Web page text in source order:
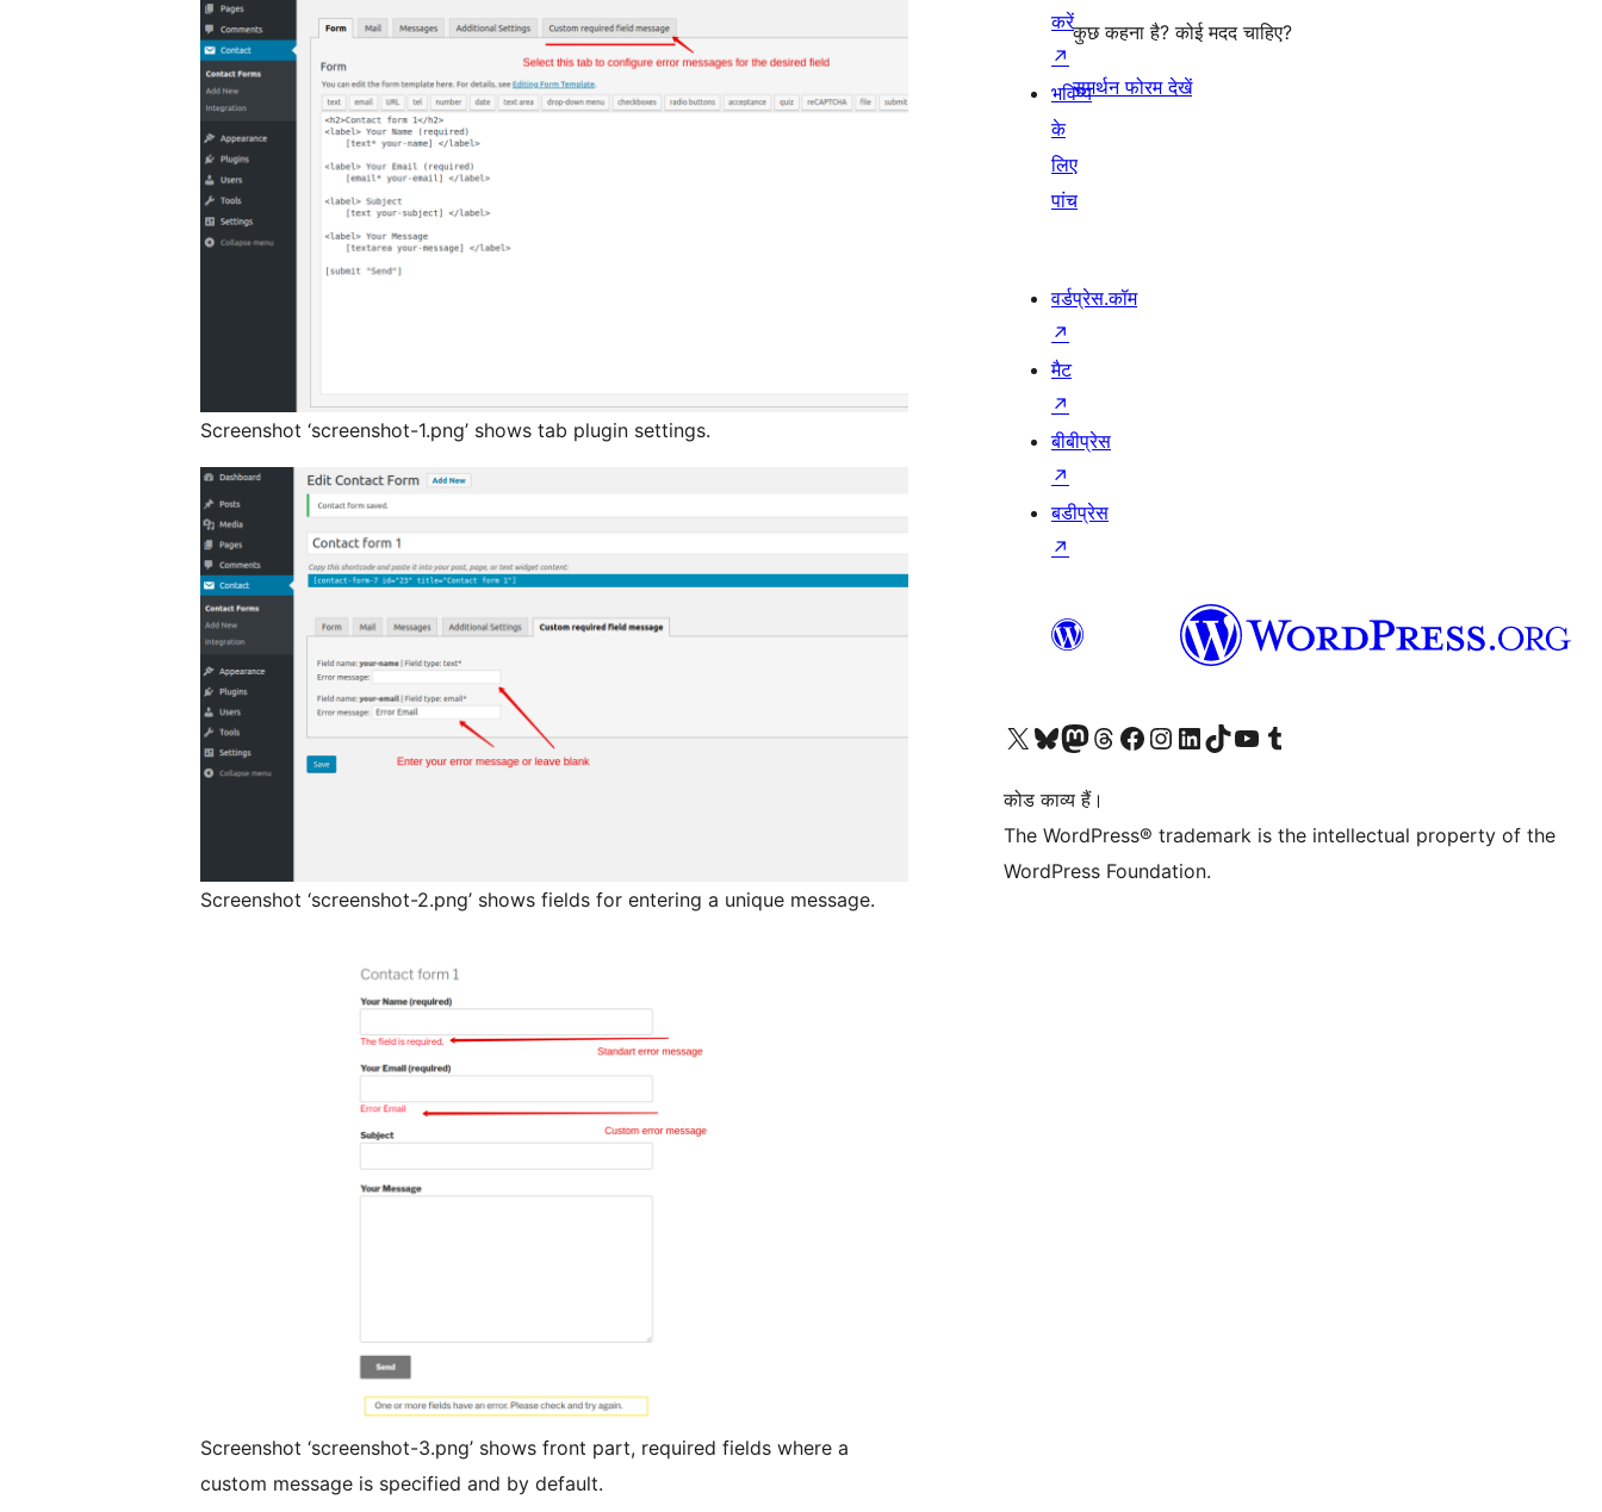
Screenshot ‘screenshot-1.png’ shows tab plugin settings.
Screenshot ‘screenshot-2.png’ shows fields for entering a unique message.
Screenshot ‘screenshot-3.png’ shows front part, required fields where a
custom message is specified and by default.
कुछ कहना है? कोई मदद चाहिए?
समर्थन फोरम देखें
करें
↗
भविष्य
के
लिए
पांच
वर्डप्रेस.कॉम
↗
मैट
↗
बीबीप्रेस
↗
बडीप्रेस
↗
Visit our X (formerly Twitter) account
हमारे बलुस्की खाते पर जाएँVisit our Mastodon account
हमारे थ्रेड्स अकाउंट पर जाएंहमारे फेसबुक पेज पर जाएँहमारे इंस्टाग्राम अकाउंट पर जाएंहमारे लिंक्डइन खाते पर जाएँहमारे टिकटॉक खाते पर जाएँहमारे यूट्यूब चैनल पर जाएंहमारे Tumblr खाते पर जाएँ
कोड काव्य हैं।
The WordPress® trademark is the intellectual property of the
WordPress Foundation.